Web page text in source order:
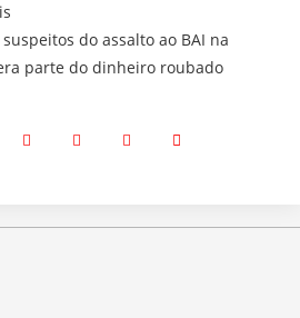
do assalto ao BAI na
parte do dinheiro roubado